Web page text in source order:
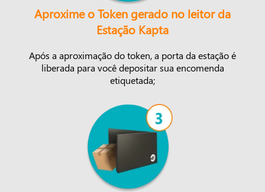
Aproxime o Token gerado no leitor da
Estação Kapta
Após a aproximação do token, a porta da estação é
liberada para você depositar sua encomenda
etiquetada;